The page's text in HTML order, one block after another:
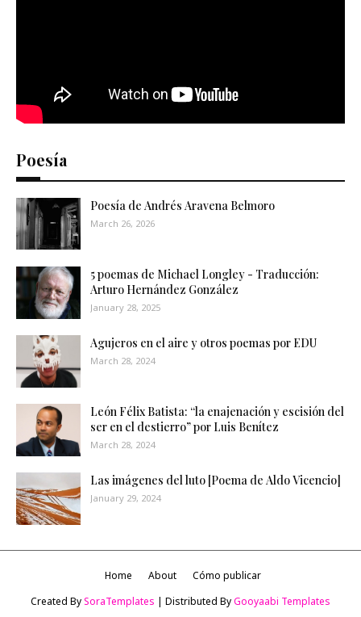
Poesía
Poesía de Andrés Aravena Belmoro
March 26, 2026
5 poemas de Michael Longley - Traducción:
Arturo Hernández González
January 28, 2025
Agujeros en el aire y otros poemas por EDU
March 28, 2024
León Félix Batista: “la enajenación y escisión del
ser en el destierro” por Luis Benítez
March 28, 2024
Las imágenes del luto [Poema de Aldo Vicencio]
January 29, 2024
Home About
Cómo publicar
Created BySoraTemplates | Distributed ByGooyaabi Templates